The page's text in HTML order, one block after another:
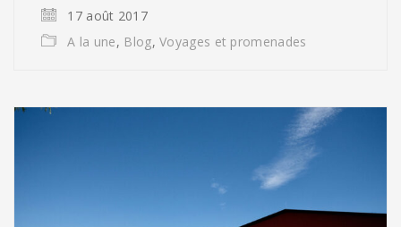
17 août 2017
A la une, Blog,Voyages et promenades